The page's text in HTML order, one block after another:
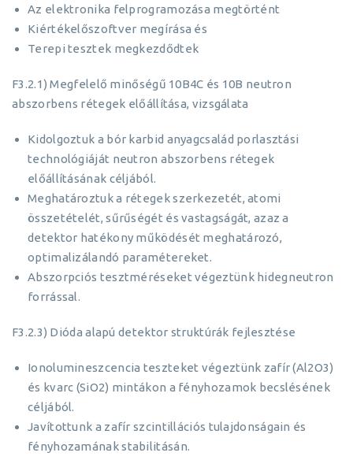
Az elektronika felprogramozása megtörtént
Kiértékelőszoftver megírása és
Terepi tesztek megkezdődtek
F3.2.1) Megfelelő minőségű 10B4C és 10B neutron
abszorbens rétegek előállítása, vizsgálata
Kidolgoztuk a bór karbid anyagcsalád porlasztási
technológiáját neutron abszorbens rétegek
előállításának céljából.
Meghatároztuk a rétegek szerkezetét, atomi
összetételét, sűrűségét és vastagságát, azaz a
detektor hatékony működését meghatározó,
optimalizálandó paramétereket.
Abszorpciós tesztméréseket végeztünk hidegneutron
forrással.
F3.2.3) Dióda alapú detektor struktúrák fejlesztése
Ionolumineszcencia teszteket végeztünk zafír (Al2O3)
és kvarc (SiO2) mintákon a fényhozamok becslésének
céljából.
Javítottunk a zafír szcintillációs tulajdonságain és
fényhozamának stabilitásán.